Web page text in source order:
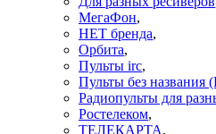
МегаФон,
НЕТ бренда,
Орбита,
Пульты irc,
Пульты без названия
Радиопульты для
Ростелеком,
ТЕЛЕКАРТА,